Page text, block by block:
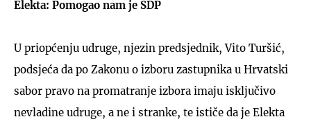
Elekta: Pomogao nam je SDP
U priopćenju udruge, njezin predsjednik, Vito Turšić,
podsjeća da po Zakonu o izboru zastupnika u Hrvatski
sabor pravo na promatranje izbora imaju isključivo
nevladine udruge, a ne i stranke, te ističe da je Elekta